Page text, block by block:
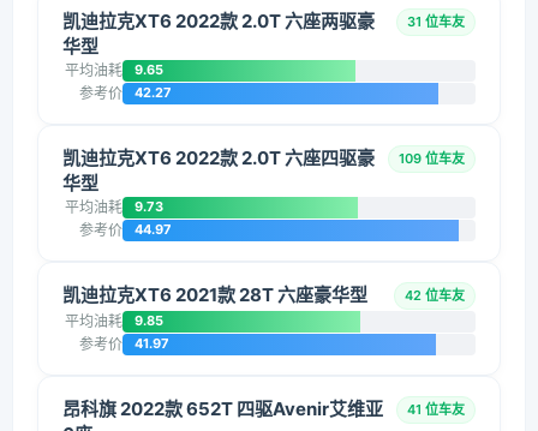
凯迪拉克XT6 2022款 2.0T 六座两驱豪
华型
31 位车友
平均油耗 9.65
参考价 42.27
凯迪拉克XT6 2022款 2.0T 六座四驱豪
华型
109 位车友
平均油耗 9.73
参考价 44.97
凯迪拉克XT6 2021款 28T 六座豪华型 42 位车友
平均油耗 9.85
参考价 41.97
昂科旗 2022款 652T 四驱Avenir艾维亚
41 位车友